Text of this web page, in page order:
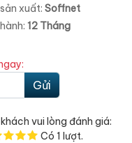
xuất: Soffnet
12 Tháng
Gửi
vui lòng đánh giá:
Có 1 lượt.